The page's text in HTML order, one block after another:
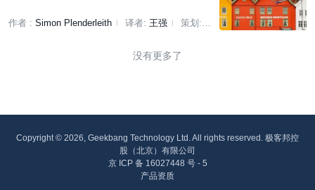
作者 : Simon Plenderleith 译者: 王强
策划:
没有更多了
Copyright © 2026, Geekbang Technology Ltd. All rights reserved. 极客邦控
股（北京）有限公司
京 ICP 备 16027448 号 - 5
产品资质